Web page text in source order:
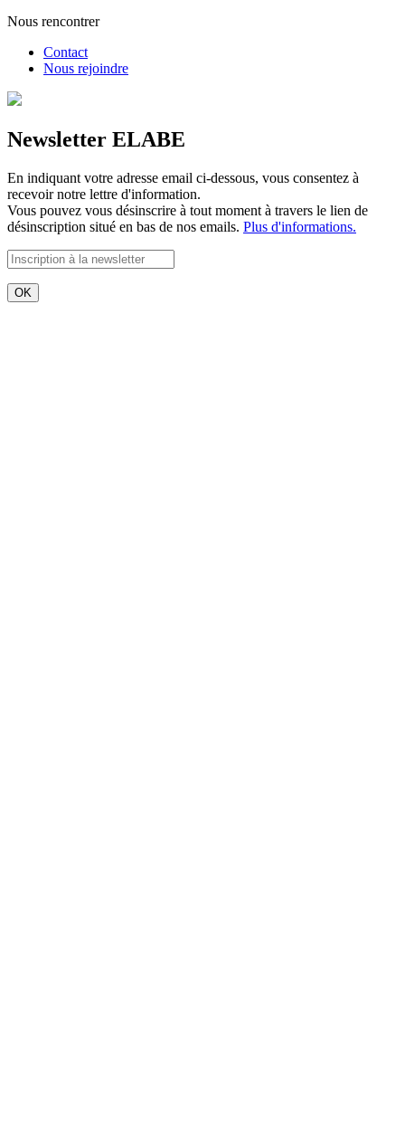
Nous rencontrer
Contact
Nous rejoindre
Newsletter ELABE
En indiquant votre adresse email ci-dessous, vous consentez à
recevoir notre lettre d'information.
Vous pouvez vous désinscrire à tout moment à travers le lien de
désinscription situé en bas de nos emails. Plus d'informations.